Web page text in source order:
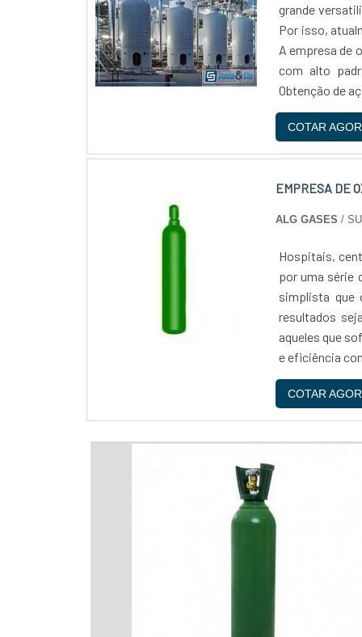
grande
Por isso,
A empresa de
com alto
Obtenção de
COTAR
EMPRESA DE
ALG GASES /
Hospitais,
por uma série
simplista que
resultados
aqueles que
e eficiência
COTAR